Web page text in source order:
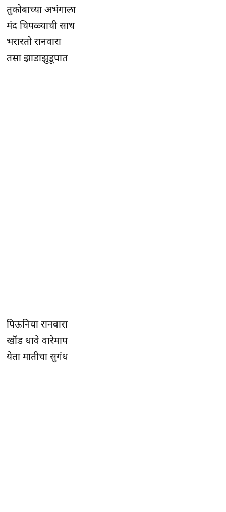
तुकोबाच्या अभंगाला
मंद चिपळ्याची साथ
भरारतो रानवारा
तसा झाडाझुडूपात
पिऊनिया रानवारा
खॊंड धावे वारेमाप
येता मातीचा सुगंध